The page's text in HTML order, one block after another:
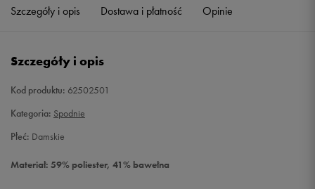
Szczegóły i opis Dostawa i płatność Opinie
Szczegóły i opis
Kod produktu: 62502501
Kategoria: Spodnie
Płeć: Damskie
Materiał: 59% poliester, 41% bawełna